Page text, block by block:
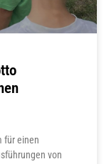
für einen
von